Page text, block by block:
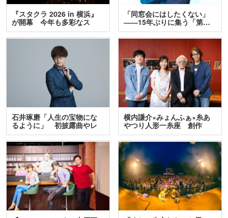
『スタクラ 2026 in 横浜』
が開幕 今年も多彩なス
テ…
「同窓会にはしたくない」
――15年ぶりに集う「第…
石井琢磨「人生の宝物にな
るように」 初披露曲やレ
ア…
横内謙介×みょんふぁ×糸あ
やつり人形一糸座 創作
人…